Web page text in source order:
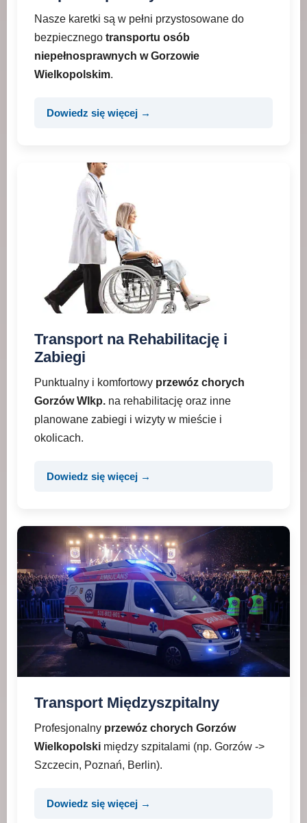
Nasze karetki są w pełni przystosowane do
bezpiecznego transportu osób
niepełnosprawnych w Gorzowie
Wielkopolskim.
Dowiedz się więcej →
Transport na Rehabilitację i
Zabiegi
Punktualny i komfortowy przewóz chorych
Gorzów Wlkp. na rehabilitację oraz inne
planowane zabiegi i wizyty w mieście i
okolicach.
Dowiedz się więcej →
Transport Międzyszpitalny
Profesjonalny przewóz chorych Gorzów
Wielkopolski między szpitalami (np. Gorzów ->
Szczecin, Poznań, Berlin).
Dowiedz się więcej →